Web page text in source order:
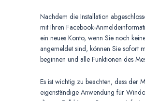
Nachdem die Installation
mit Ihren Facebook-
ein neues Konto, wenn Sie noch
angemeldet sind, können Sie sofort
beginnen und alle Funktionen des
Es ist wichtig zu beachten, dass der
eigenständige Anwendung für